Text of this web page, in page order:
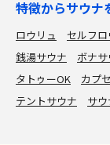
特徴からサウナ
ロウリュ セルフ
銭湯サウナ
ボナ
タトゥーOK
カプ
テントサウナ
サ